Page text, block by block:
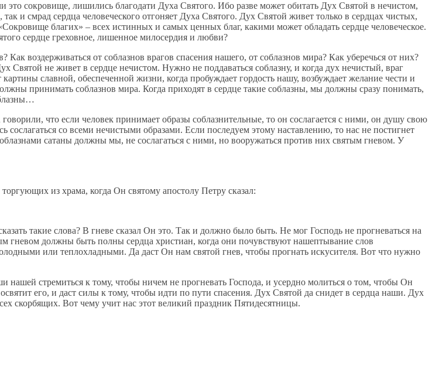
это сокровище, лишились благодати Духа Святого. Ибо разве может обитать Дух Святой в нечистом,
и смрад сердца человеческого отгоняет Духа Святого. Дух Святой живет только в сердцах чистых,
благих» – всех истинных и самых ценных благ, какими может обладать сердце человеческое.
сердце греховное, лишенное милосердия и любви?
воздерживаться от соблазнов врагов спасения нашего, от соблазнов мира? Как уберечься от них?
не живет в сердце нечистом. Нужно не поддаваться соблазну, и когда дух нечистый, враг
славной, обеспеченной жизни, когда пробуждает гордость нашу, возбуждает желание чести и
принимать соблазнов мира. Когда приходят в сердце такие соблазны, мы должны сразу понимать,
что если человек принимает образы соблазнительные, то он сослагается с ними, он душу свою
со всеми нечистыми образами. Если последуем этому наставлению, то нас не постигнет
сатаны должны мы, не сослагаться с ними, но вооружаться против них святым гневом. У
из храма, когда Он святому апостолу Петру сказал:
такие слова? В гневе сказал Он это. Так и должно было быть. Не мог Господь не прогневаться на
гневом должны быть полны сердца христиан, когда они почувствуют нашептывание слов
или теплохладными. Да даст Он нам святой гнев, чтобы прогнать искусителя. Вот что нужно
стремиться к тому, чтобы ничем не прогневать Господа, и усердно молиться о том, чтобы Он
его, и даст силы к тому, чтобы идти по пути спасения. Дух Святой да снидет в сердца наши. Дух
скорбящих. Вот чему учит нас этот великий праздник Пятидесятницы.